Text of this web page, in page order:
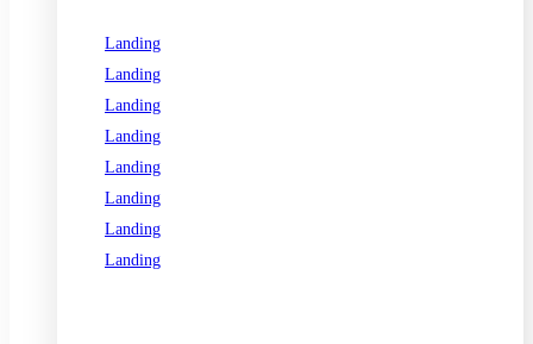
Landing
Landing
Landing
Landing
Landing
Landing
Landing
Landing